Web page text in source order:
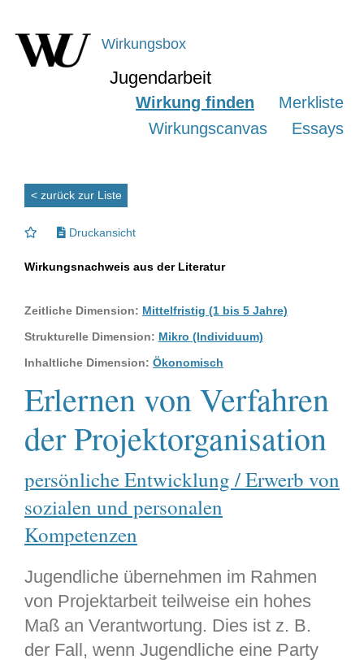
Wirkungsbox
Jugendarbeit
Wirkung finden
Merkliste
Wirkungscanvas
Essays
< zurück zur Liste
Druckansicht
Wirkungsnachweis aus der Literatur
Zeitliche Dimension: Mittelfristig (1 bis 5 Jahre)
Strukturelle Dimension: Mikro (Individuum)
Inhaltliche Dimension: Ökonomisch
Erlernen von Verfahren
der Projektorganisation
persönliche Entwicklung / Erwerb von
sozialen und personalen
Kompetenzen
Jugendliche übernehmen im Rahmen
von Projektarbeit teilweise ein hohes
Maß an Verantwortung. Dies ist z. B.
der Fall, wenn Jugendliche eine Party